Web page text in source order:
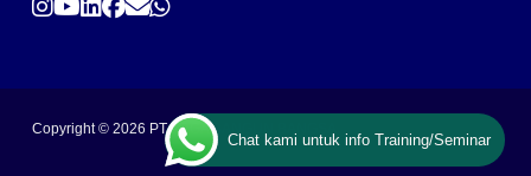
Copyright © 2026 PT ARGA BANGUN BANGSA
Chat kami untuk info Training/Seminar